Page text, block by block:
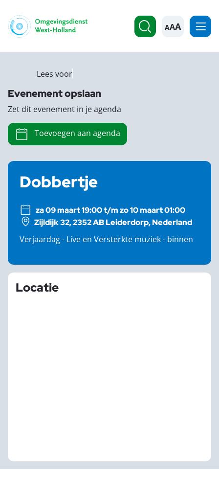
A
Dobbertje
za 09 maart 19:00 t/m zo 10 maart 01:00
Zijldijk 32, 2352 AB Leiderdorp, Nederland
Verjaardag - Live en Versterkte muziek - binnen
Locatie
Lees voor
Evenement opslaan
Zet dit evenement in je agenda
Toevoegen aan agenda